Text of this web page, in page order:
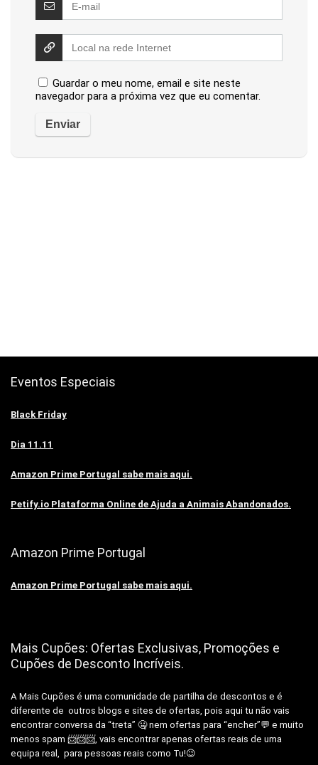
Guardar o meu nome, email e site neste
navegador para a próxima vez que eu comentar.
Eventos Especiais
Black Friday
Dia 11.11
Amazon Prime Portugal sabe mais aqui.
Petify.io Plataforma Online de Ajuda a Animais Abandonados.
Amazon Prime Portugal
Amazon Prime Portugal sabe mais aqui.
Mais Cupões: Ofertas Exclusivas, Promoções e
Cupões de Desconto Incríveis.
A Mais Cupões é uma comunidade de partilha de descontos e é
diferente de outros blogs e sites de ofertas, pois aqui tu não vais
encontrar conversa da “treta” 🤐 nem ofertas para “encher”💬 e muito
menos spam 📨📨📨, vais encontrar apenas ofertas reais de uma
equipa real, para pessoas reais como Tu!😉